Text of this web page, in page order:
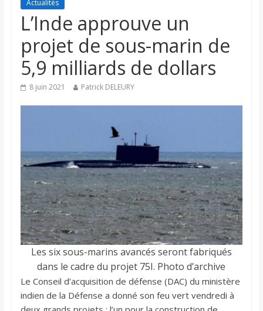
Actualités
L’Inde approuve un
projet de sous-marin de
5,9 milliards de dollars
8 juin 2021 Patrick DELEURY
Les six sous-marins avancés seront fabriqués
dans le cadre du projet 75I. Photo d’archive
Le Conseil d’acquisition de défense (DAC) du ministère
indien de la Défense a donné son feu vert vendredi à